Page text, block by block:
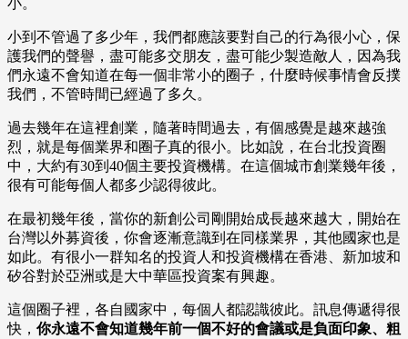
小。
小到不管過了多少年，我們都應該要對自己的行為很小心，保
護我們的聲譽，盡可能多交朋友，盡可能少製造敵人，因為我
們永遠不會知道在每一個非常小的圈子，什麼時候事情會反撲
我們，不管時間已經過了多久。
過去幾年在這裡創業，隨著時間過去，有個感覺是越來越強
烈，就是每個業界和圈子真的很小。比如說，在台北投資圈
中，大約有30到40個主要投資機構。在這個城市創業幾年後，
很有可能每個人都多少認得彼此。
在最初幾年後，當你的新創公司剛開始成長越來越大，開始在
台灣以外募資後，你會逐漸意識到在同樣業界，其他國家也是
如此。有很小一群知名的投資人和投資機構在香港、新加坡和
矽谷對於亞洲或是大中華區投資案有興趣。
這個圈子裡，各自國家中，每個人都認識彼此。訊息傳遞得很
快， 你永遠不會知道幾年前一個不好的會議或是負面印象、粗